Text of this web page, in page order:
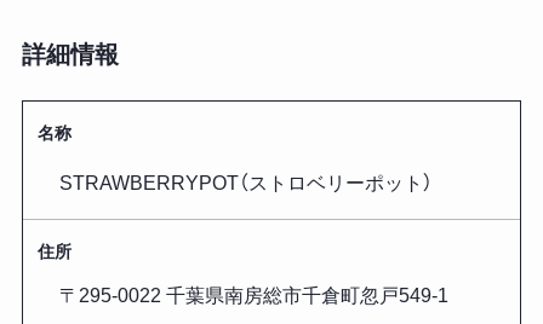
詳細情報
名称
STRAWBERRYPOT（ストロベリーポット）
住所
〒295-0022 千葉県南房総市千倉町忽戸549-1